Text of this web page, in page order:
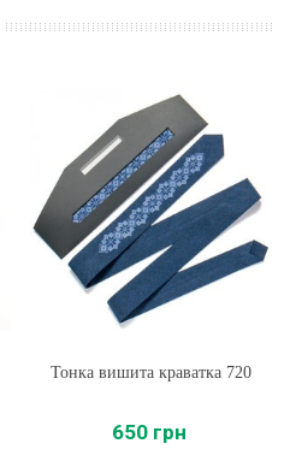
Тонка вишита краватка 720
650 грн